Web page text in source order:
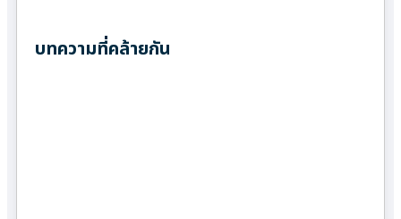
บทความที่คล้ายกัน